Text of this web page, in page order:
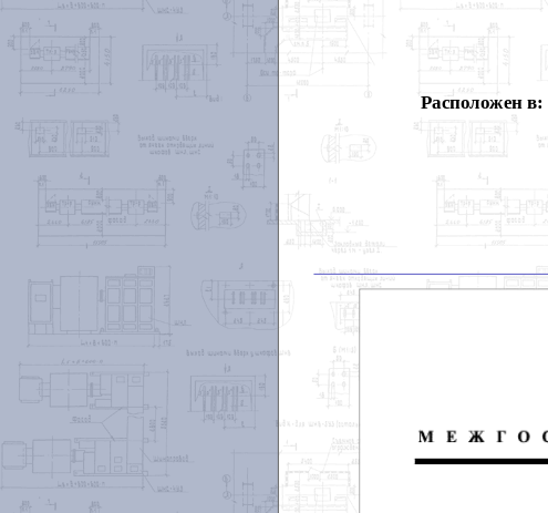
Расположен в: